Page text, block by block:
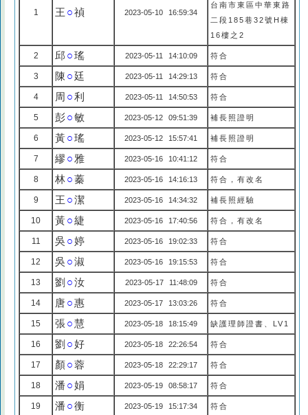
1 王 ○禎 2023-05-10 16:59:34
台南市東區中華東路
二段185巷32號H棟
16樓之2
2 邱 ○瑤 2023-05-11 14:10:09 符合
3 陳 ○廷 2023-05-11 14:29:13 符合
4 周 ○利 2023-05-11 14:50:53 符合
5 彭○敏 2023-05-12 09:51:39 補長照證明
6 黃○瑤 2023-05-12 15:57:41 補長照證明
7 繆 ○ 雅 2023-05-16 10:41:12 符合
8 林○蓁 2023-05-16 14:16:13 符合，有改名
9 王 ○潔 2023-05-16 14:34:32 補長照經驗
10 黃○緁 2023-05-16 17:40:56 符合，有改名
11 吳 ○婷 2023-05-16 19:02:33 符合
12 吳 ○淑 2023-05-16 19:15:53 符合
13 劉 ○汝 2023-05-17 11:48:09 符合
14 唐○惠 2023-05-17 13:03:26 符合
15 張○慧 2023-05-18 18:15:49 缺護理師證書、LV1
16 劉 ○好 2023-05-18 22:26:54 符合
17 顏○蓉 2023-05-18 22:29:17 符合
18 潘 ○娟 2023-05-19 08:58:17 符合
19 潘 ○衡 2023-05-19 15:17:34 符合